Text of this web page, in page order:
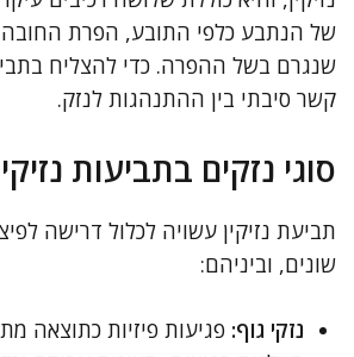
של הנתבע כלפי התובע, הפרת החובה,
שנגרם בשל ההפרה. כדי להצליח
קשר סיבתי בין ההתנהגות לנזק.
סוגי נזקים בתביעות
תביעת נזיקין עשויה לכלול דרישה
שונים, וביניהם:
נזקי גוף: פגיעות פיזיות כתוצאה